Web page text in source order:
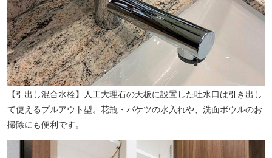
さいのお耳鼻咽喉科医院（徒歩3分／約190m）
【引出し混合水栓】人工大理石の天板に設置した吐水口は引き出し
て使えるプルアウト型。花瓶・バケツの水入れや、洗面ボウルのお
掃除にも便利です。